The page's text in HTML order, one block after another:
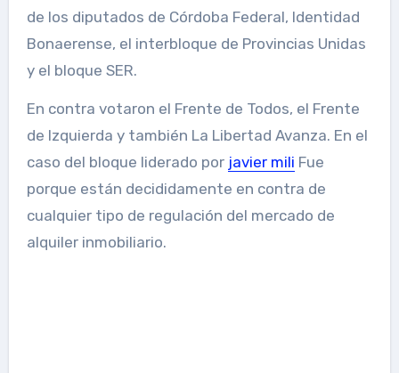
de los diputados de Córdoba Federal, Identidad
Bonaerense, el interbloque de Provincias Unidas
y el bloque SER.
En contra votaron el Frente de Todos, el Frente
de Izquierda y también La Libertad Avanza. En el
caso del bloque liderado por javier mili Fue
porque están decididamente en contra de
cualquier tipo de regulación del mercado de
alquiler inmobiliario.